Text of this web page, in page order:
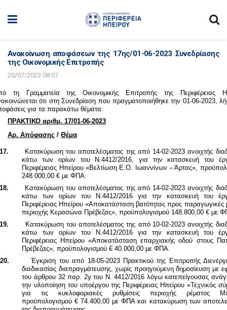
Ανακοίνωση αποφάσεων της 17ης/01-06-2023 Συνεδρίασης
της Οικονομικής Επιτροπής
20/07/2023 08:07
τη Γραμματεία της Οικονομικής Επιτροπής της Περιφέρειας
ότι στη Συνεδρίαση που πραγματοποιήθηκε την 01-06-2023,
για τα παρακάτω θέματα:
ΠΡΑΚΤΙΚΟ αριθμ. 17/01-06-2023
Αρ. Απόφασης / Θέμα
Κατακύρωση του αποτελέσματος της από 14-02-2023 ανοιχτής
κάτω των ορίων του Ν.4412/2016, για την κατασκευή του
Περιφέρειας Ηπείρου «Βελτίωση Ε.Ο. Ιωαννίνων – Άρτας»,
248.000,00 € με ΦΠΑ.
Κατακύρωση του αποτελέσματος της από 14-02-2023 ανοιχτής
κάτω των ορίων του Ν.4412/2016 για την κατασκευή του
Περιφέρειας Ηπείρου «Αποκατάσταση βατότητας προς παραγωγικές
περιοχής Κερασώνα Πρέβεζας», προϋπολογισμού 148.800,00 € με
Κατακύρωση του αποτελέσματος της από 10-02-2023 ανοιχτής
κάτω των ορίων του Ν.4412/2016 για την κατασκευή του
Περιφέρειας Ηπείρου «Αποκατάσταση επαρχιακής οδού στους
Πρέβεζας», προϋπολογισμού € 40.000,00 με ΦΠΑ.
Έγκριση του από 18-05-2023 Πρακτικού της Επιτροπής
διαδικασίας διαπραγμάτευσης, χωρίς προηγούμενη δημοσίευσημε
του άρθρου 32 παρ. 2γ του Ν. 4412/2016 λόγω κατεπείγουσας
την υλοποίηση του υποέργου της Περιφέρειας Ηπείρου «Τεχνικός
για τις κυκλοφοριακές ρυθμίσεις περιοχής ρέματος
προϋπολογισμού € 74.400,00 με ΦΠΑκαι κατακύρωση των